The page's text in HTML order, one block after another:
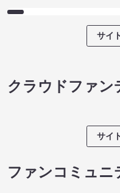
サイ
クラウドファン
サイ
ファンコミュニ